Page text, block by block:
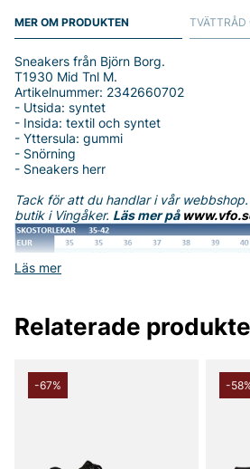
MER OM PRODUKTEN
Läs mer
Sneakers från Björn Borg.
T1930 Mid Tnl M.
Artikelnummer: 2342660702
- Utsida: syntet
- Insida: textil och syntet
- Yttersula: gummi
- Snörning
- Sneakers herr
Tack för att du handlar i vår
butik i Vingåker. Läs mer på
TVÄTTRÅD
Relaterade
-67% -